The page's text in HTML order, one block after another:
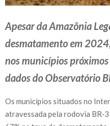
Apesar da Amazônia
desmatamento em
nos municípios
dados do Observatório
Os municípios situados no
atravessada pela rodovia